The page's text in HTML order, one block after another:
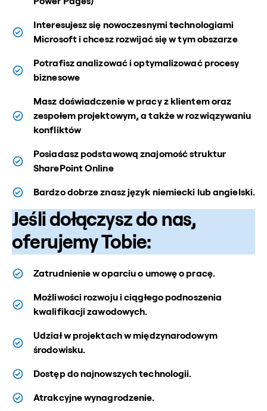
Interesujesz się nowoczesnymi technologiami
Microsoft i chcesz rozwijać się w tym obszarze
Potrafisz analizować i optymalizować procesy
biznesowe
Masz doświadczenie w pracy z klientem oraz
zespołem projektowym, a także w rozwiązywaniu
konfliktów
Posiadasz podstawową znajomość struktur
SharePoint Online
Bardzo dobrze znasz język niemiecki lub angielski.
Jeśli dołączysz do nas,
oferujemy Tobie:
Zatrudnienie w oparciu o umowę o pracę.
Możliwości rozwoju i ciągłego podnoszenia
kwalifikacji zawodowych.
Udział w projektach w międzynarodowym
środowisku.
Dostęp do najnowszych technologii.
Atrakcyjne wynagrodzenie.